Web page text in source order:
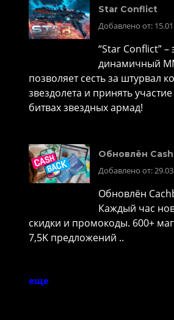
Star Conflict
Добавлено от:
“Star Conflict”
динамичный
позволяет сесть за штурвал
звездолета и принять
битвах звездных армад!
Обновлён
Добавлено от:
Обновлён
Каждый час
скидки и промокоды. 600+
7,5K предложений ..
еще